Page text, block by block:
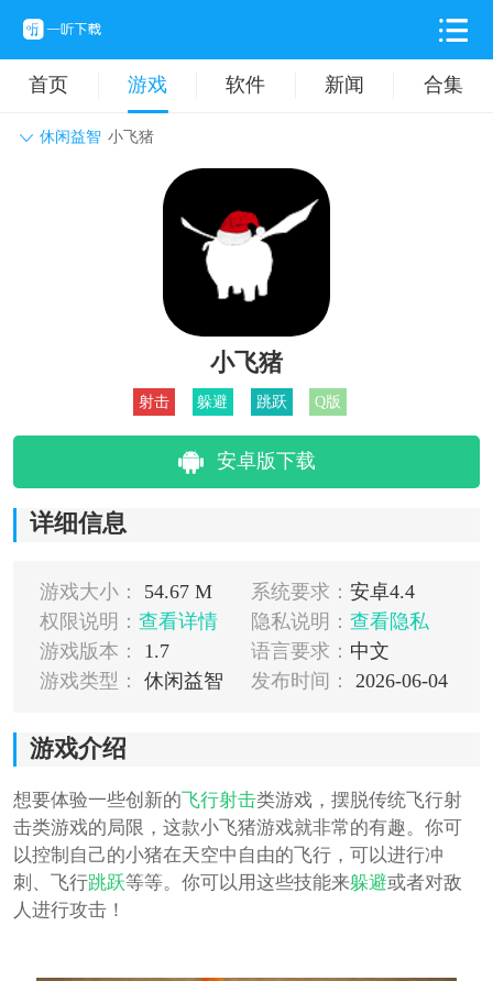
首页 游戏 软件 新闻 合集
休闲益智 小飞猪
动作格斗 休闲益智
卡牌对战 音乐舞蹈
挂机养成
小飞猪
射击 躲避 跳跃 Q版
安卓版下载
详细信息
游戏大小： 54.67 M 系统要求： 安卓4.4
权限说明： 查看详情 隐私说明： 查看隐私
游戏版本：
1.7 语言要求： 中文
游戏类型：
休闲益智 发布时间： 2026-06-04
游戏介绍
想要体验一些创新的飞行射击类游戏，摆脱传统飞行射
击类游戏的局限，这款小飞猪游戏就非常的有趣。你可
以控制自己的小猪在天空中自由的飞行，可以进行冲
刺、飞行跳跃等等。你可以用这些技能来躲避或者对敌
人进行攻击！